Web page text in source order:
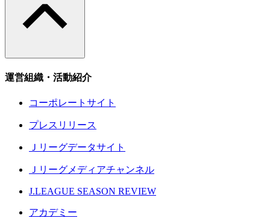
運営組織・活動紹介
コーポレートサイト
プレスリリース
Ｊリーグデータサイト
Ｊリーグメディアチャンネル
J.LEAGUE SEASON REVIEW
アカデミー